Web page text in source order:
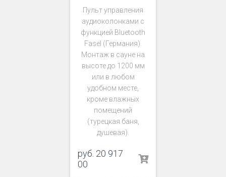
Пульт управления
аудиоколонками с
функцией Bluetooth
Fasel (Германия).
Монтаж в сауне на
высоте до 1200 мм
или в любом
удобном месте,
кроме влажных
помещений
(турецкая баня,
душевая).
руб. 20 917
00